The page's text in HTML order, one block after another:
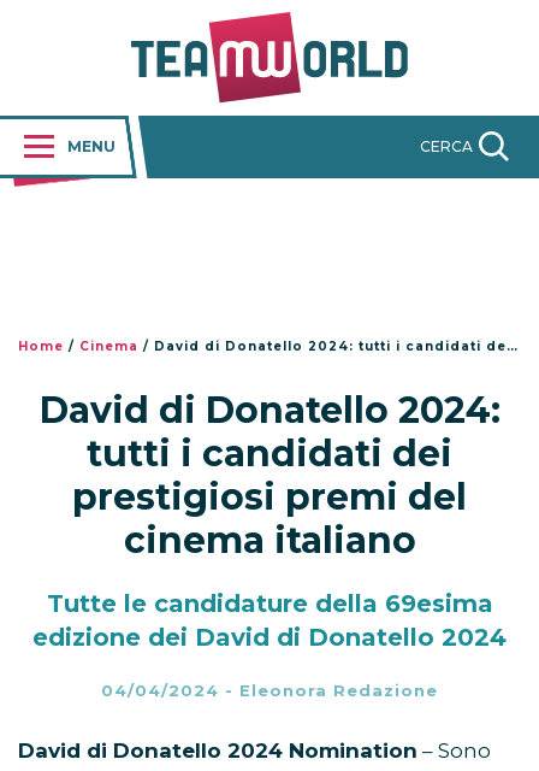
MENU CERCA
Home / Cinema / David di Donatello 2024: tutti i candidati dei prestigiosi premi del cinema italiano
David di Donatello 2024:
tutti i candidati dei
prestigiosi premi del
cinema italiano
Tutte le candidature della 69esima
edizione dei David di Donatello 2024
04/04/2024 - Eleonora Redazione
David di Donatello 2024 Nomination – Sono